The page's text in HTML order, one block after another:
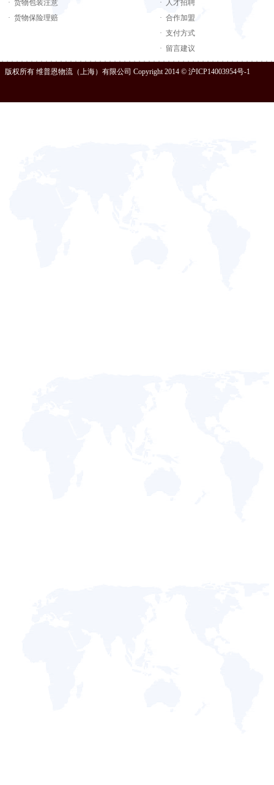
· 货物包装注意
· 货物保险理赔
· 人才招聘
· 合作加盟
· 支付方式
· 留言建议
版权所有 维普恩物流（上海）有限公司 Copyright 2014 © 沪ICP14003954号-1